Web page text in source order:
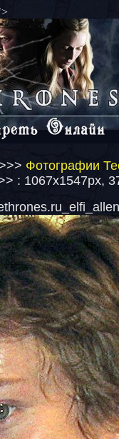
Фотографии
: 1067x1547px,